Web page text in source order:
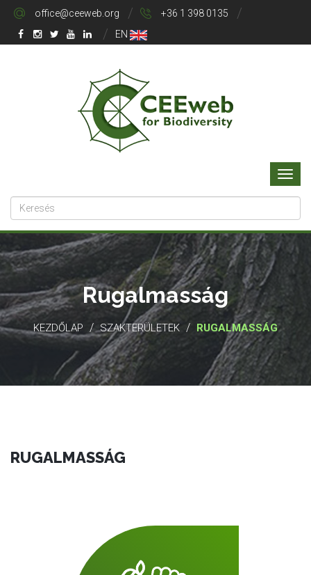
office@ceeweb.org
+36 1 398 0135
EN
Rugalmasság
KEZDŐLAP / SZAKTERÜLETEK / RUGALMASSÁG
RUGALMASSÁG